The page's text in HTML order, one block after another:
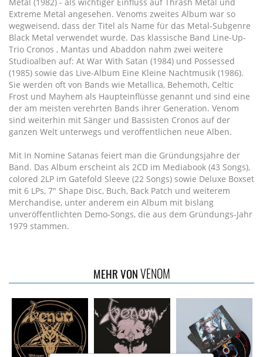
Extreme Metal angesehen. Venoms zweites Album war so
wegweisend, dass der Titel als Name für das Metal-Subgenre
Black Metal verwendet wurde. Das klassische Band Line-Up-
Trio Cronos , Mantas und Abaddon nahm zwei weitere
Studioalben auf: At War With Satan (1984) und Possessed
(1985) sowie das Live-Album Eine Kleine Nachtmusik (1986).
Sie werden oft von Bands wie Metallica, Behemoth, Celtic
Frost und Mayhem als Haupteinflüsse genannt und sind eine
der am meisten verehrten Bands ihrer Generation. Venom
sind weiterhin mit Sänger und Bassisten Cronos auf der
ganzen Welt unterwegs und veröffentlichen neue Alben.
Mit In Nomine Satanas feiert man die Gründungsjahre der
Band. Das Album erscheint als 2CD im Mediabook (43 Songs),
colored 2LP im Gatefold Sleeve (22 Songs) sowie Deluxe Boxset
mit 6 LPs, 7" Shape Disc, Buch, Back Patch und weiterem
Merchandise, unter anderem ein Album mit bislang
unveröffentlichten Demo-Songs, die aus dem Gründungs-Jahr
1979 stammen.
MEHR VONVENOM